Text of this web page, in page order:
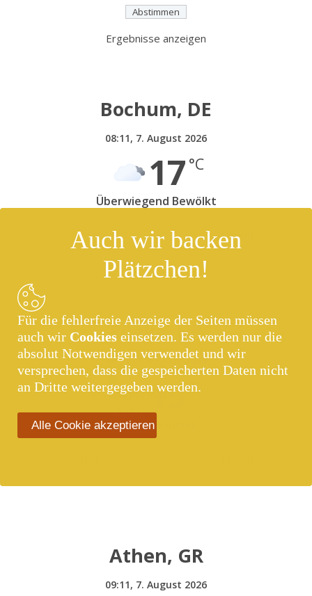
Ergebnisse anzeigen
Bochum, DE
08:11, 7. August 2026
17 °C
Überwiegend Bewölkt
72 % 2 Km/h
Rijeka, HR
08:11,7. August 2026
15°C
Klarer Himmel
Athen, GR
09:11, 7. August 2026
Auch wir backen
Plätzchen!
Für die fehlerfreie Anzeige der Seiten müssen
auch wir Cookies einsetzen. Es werden nur die
absolut Notwendigen verwendet und wir
versprechen, dass die gespeicherten Daten nicht
an Dritte weitergegeben werden.
Alle Cookie akzeptieren